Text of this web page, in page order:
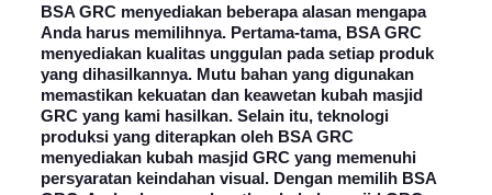
BSA GRC menyediakan beberapa alasan mengapa
Anda harus memilihnya. Pertama-tama, BSA GRC
menyediakan kualitas unggulan pada setiap produk
yang dihasilkannya. Mutu bahan yang digunakan
memastikan kekuatan dan keawetan kubah masjid
GRC yang kami hasilkan. Selain itu, teknologi
produksi yang diterapkan oleh BSA GRC
menyediakan kubah masjid GRC yang memenuhi
persyaratan keindahan visual. Dengan memilih BSA